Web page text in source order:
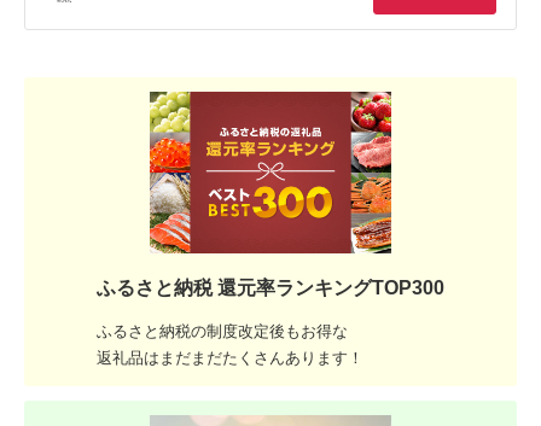
ふるさと納税 還元率ランキングTOP300
ふるさと納税の制度改定後もお得な
返礼品はまだまだたくさんあります！